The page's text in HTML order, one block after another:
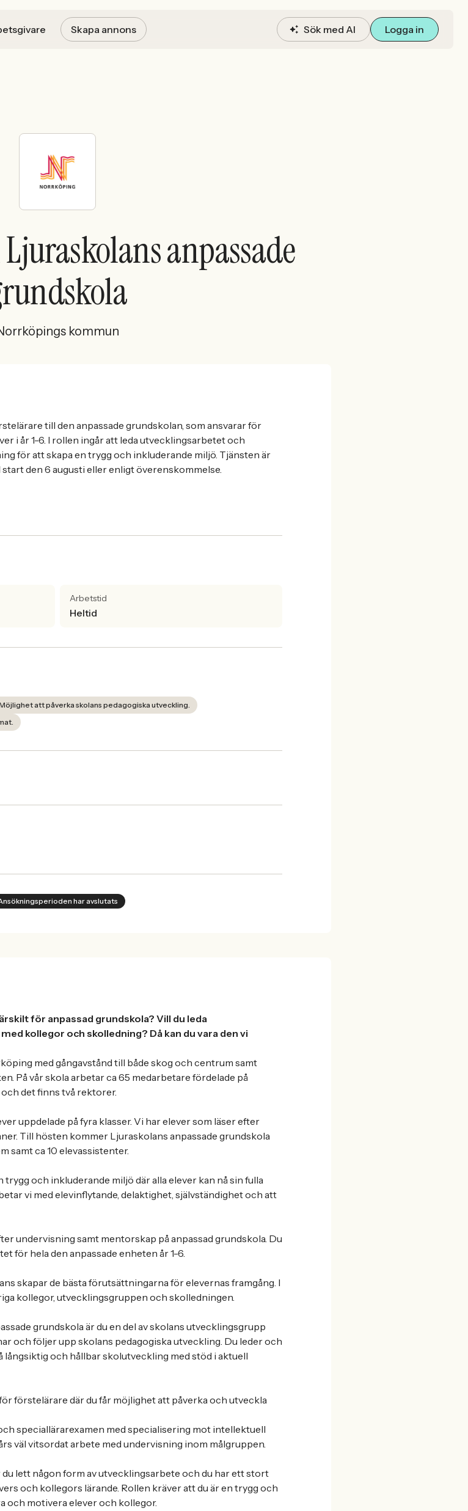
Skapa annons Sök med AI Logga in
anpassade
kommun
till den anpassade grundskolan, som ansvarar för
i år 1-6. I rollen ingår att leda utvecklingsarbetet och
för att skapa en trygg och inkluderande miljö. Tjänsten är
den 6 augusti eller enligt överenskommelse.
Arbetstid
Heltid
att påverka skolans pedagogiska utveckling.
har avslutats
för anpassad grundskola? Vill du leda
kollegor och skolledning? Då kan du vara den vi
med gångavstånd till både skog och centrum samt
På vår skola arbetar ca 65 medarbetare fördelade på
det finns två rektorer.
uppdelade på fyra klasser. Vi har elever som läser efter
Till hösten kommer Ljuraskolans anpassade grundskola
samt ca 10 elevassistenter.
och inkluderande miljö där alla elever kan nå sin fulla
vi med elevinflytande, delaktighet, självständighet och att
undervisning samt mentorskap på anpassad grundskola. Du
för hela den anpassade enheten år 1-6.
skapar de bästa förutsättningarna för elevernas framgång. I
kollegor, utvecklingsgruppen och skolledningen.
grundskola är du en del av skolans utvecklingsgrupp
och följer upp skolans pedagogiska utveckling. Du leder och
och hållbar skolutveckling med stöd i aktuell
förstelärare där du får möjlighet att påverka och utveckla
speciallärarexamen med specialisering mot intellektuell
väl vitsordat arbete med undervisning inom målgruppen.
lett någon form av utvecklingsarbete och du har ett stort
och kollegors lärande. Rollen kräver att du är en trygg och
och motivera elever och kollegor.